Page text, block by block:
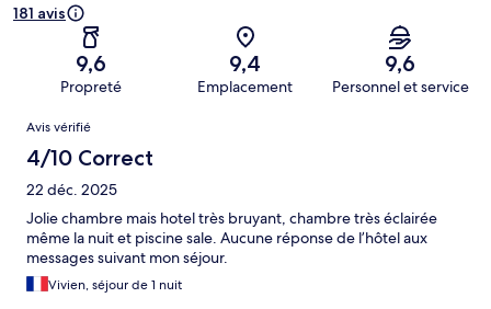
181 avis
9,6
Propreté
9,4
Emplacement
9,6
Personnel et service
Avis
Avis vérifié
4/10 Correct
22 déc. 2025
Jolie chambre mais hotel très bruyant, chambre très éclairée
même la nuit et piscine sale. Aucune réponse de l’hôtel aux
messages suivant mon séjour.
Vivien, séjour de 1 nuit